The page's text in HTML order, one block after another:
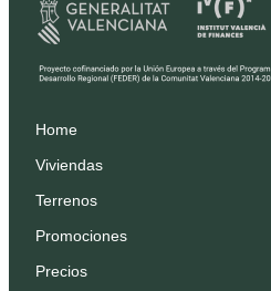
Home
Viviendas
Terrenos
Promociones
Precios